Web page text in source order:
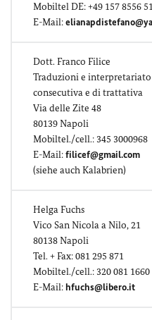
Mobiltel DE: +49 157 8556
E-Mail:
Dott. Franco Filice
Traduzioni e
consecutiva e di trattativa
Via delle Zite 48
80139 Napoli
Mobiltel./cell.: 345 3000968
E-Mail:filicef@gmail.com
(siehe auch Kalabrien)
Helga Fuchs
Vico San Nicola a Nilo, 21
80138 Napoli
Tel. + Fax: 081 295 871
Mobiltel./cell.: 320 081 1660
E-Mail:hfuchs@libero.it